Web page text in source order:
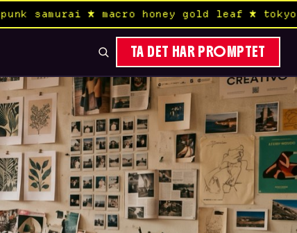
★ macro honey gold leaf ★ tokyo
TA DET HAR PROMPTET